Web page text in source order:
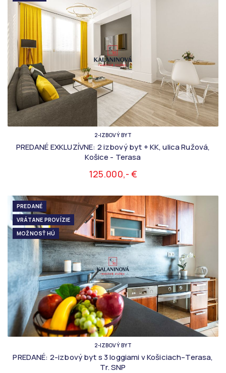
2-IZBOVÝ BYT
PREDANÉ EXKLUZÍVNE: 2 izbový byt + KK, ulica Ružová,
Košice - Terasa
125.000,- €
PREDANÉ
VRÁTANE PROVÍZIE
MOŽNOSŤ HÚ
2-IZBOVÝ BYT
PREDANÉ: 2-izbový byt s 3 loggiami v Košiciach–Terasa,
Tr. SNP